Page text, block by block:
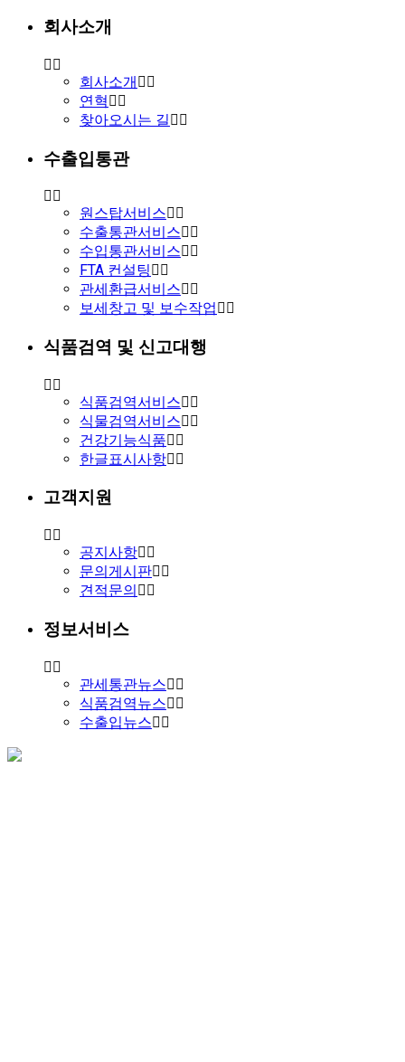
회사소개
회사소개
연혁
찾아오시는 길
수출입통관
원스탑서비스
수출통관서비스
수입통관서비스
FTA 컨설팅
관세환급서비스
보세창고 및 보수작업
식품검역 및 신고대행
식품검역서비스
식물검역서비스
건강기능식품
한글표시사항
고객지원
공지사항
문의게시판
견적문의
정보서비스
관세통관뉴스
식품검역뉴스
수출입뉴스